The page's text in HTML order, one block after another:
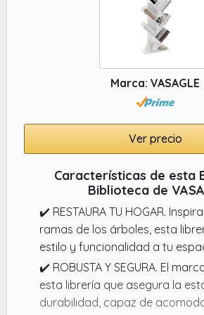
Marca: VASAGLE
Ver precio
Características de esta
Biblioteca de
✔️ RESTAURA TU HOGAR.
ramas de los árboles, esta
estilo y funcionalidad a tu
✔️ ROBUSTA Y SEGURA. El
esta librería que asegura la
durabilidad, capaz de